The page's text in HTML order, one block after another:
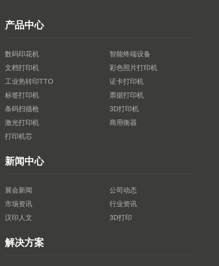
产品中心
数码印花机
智能终端设备
文档打印机
彩色照片打印机
工业热转印TTO
证卡打印机
标签打印机
票据打印机
条码扫描枪
3D打印机
激光打印机
商用衡器
打印机芯
新闻中心
展会新闻
公司动态
市场资讯
行业资讯
汉印人文
3D打印
解决方案